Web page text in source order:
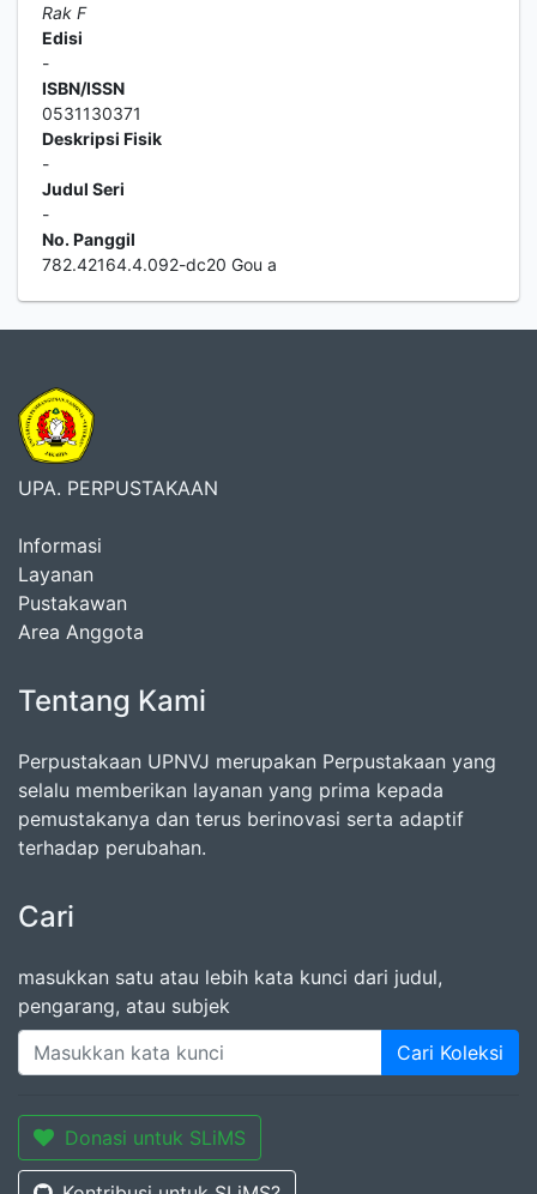
Rak F
Edisi
-
ISBN/ISSN
0531130371
Deskripsi Fisik
-
Judul Seri
-
No. Panggil
782.42164.4.092-dc20 Gou a
UPA. PERPUSTAKAAN
Informasi
Layanan
Pustakawan
Area Anggota
Tentang Kami
Perpustakaan UPNVJ merupakan Perpustakaan yang
selalu memberikan layanan yang prima kepada
pemustakanya dan terus berinovasi serta adaptif
terhadap perubahan.
Cari
masukkan satu atau lebih kata kunci dari judul,
pengarang, atau subjek
Cari Koleksi
Donasi untuk SLiMS